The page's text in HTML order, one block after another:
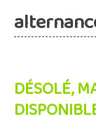
DÉSOLÉ,